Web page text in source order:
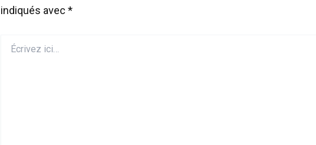
indiqués avec *
ici…